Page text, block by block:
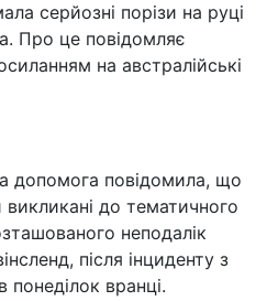
серйозні порізи на руці
Про це повідомляє
на австралійські
допомога повідомила, що
до тематичного
неподалік
після інциденту з
вранці.